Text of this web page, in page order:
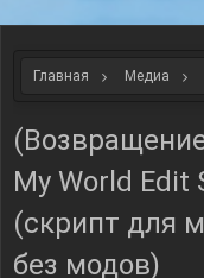
Главная Медиа
My World Edit
(скрипт для
без модов)